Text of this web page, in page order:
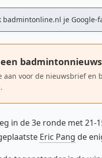
badmintonline.nl je Google-
badmintonnieuws
aan voor de nieuwsbrief en
in de 3e ronde met 21-
Eric Pang de